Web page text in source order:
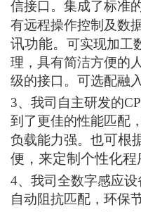
信接口 。 集成了标准
有远程操作控制及数
讯功能。 可实现加工
理，具有简洁方便的
级的接口。可选配融
3、我司自主研发的
到了更佳的性能匹配
负载能力强。也可根
便 ， 来定制个性化程
4、我司全数字感应设
自动阻抗匹配，环保